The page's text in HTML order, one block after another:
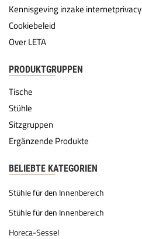
Kennisgeving inzake internetprivacy
Cookiebeleid
Over LETA
PRODUKTGRUPPEN
Tische
Stühle
Sitzgruppen
Ergänzende Produkte
BELIEBTE KATEGORIEN
Stühle für den Innenbereich
Stühle für den Innenbereich
Horeca-Sessel